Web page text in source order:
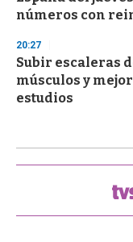
números con
20:27
Subir escaleras
músculos y
estudios